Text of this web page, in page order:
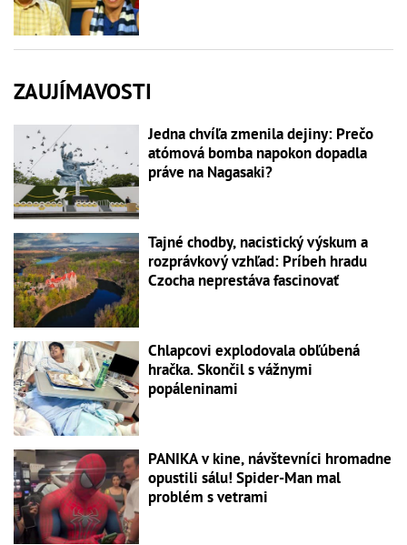
ZAUJÍMAVOSTI
Jedna chvíľa zmenila dejiny: Prečo
atómová bomba napokon dopadla
práve na Nagasaki?
Tajné chodby, nacistický výskum a
rozprávkový vzhľad: Príbeh hradu
Czocha neprestáva fascinovať
Chlapcovi explodovala obľúbená
hračka. Skončil s vážnymi
popáleninami
PANIKA v kine, návštevníci hromadne
opustili sálu! Spider-Man mal
problém s vetrami